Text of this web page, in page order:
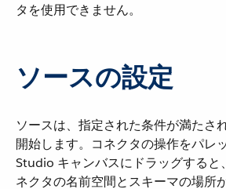
タを使用できません。
ソースの設定
ソースは、指定された条件が満たさ
開始します。コネクタの操作をパレ
Studio キャンバスにドラッグすると
ネクタの名前空間とスキーマの場所